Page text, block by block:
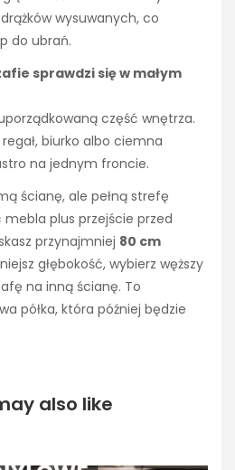
wysuwanych, co
do ubrań.
sprawdzi się w małym
część wnętrza.
biurko albo ciemna
na jednym froncie.
ścianę, ale pełną strefę
mebla plus przejście przed
przynajmniej 80 cm
głębokość, wybierz węższy
na inną ścianę. To
półka, która później będzie
also like